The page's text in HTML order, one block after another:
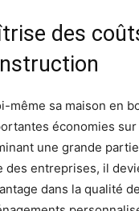
des
même sa maison en
économies
une grande
des entreprises, il
dans la qualité